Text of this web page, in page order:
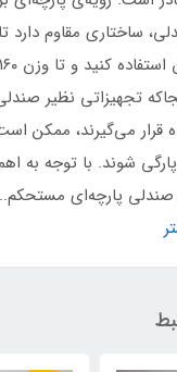
و نقل
ساختاری مقاوم دارد تا
تجهیزاتی نظیر
قرار می‌گیرند، ممکن
شوند. با توجه به
پارچه‌ای